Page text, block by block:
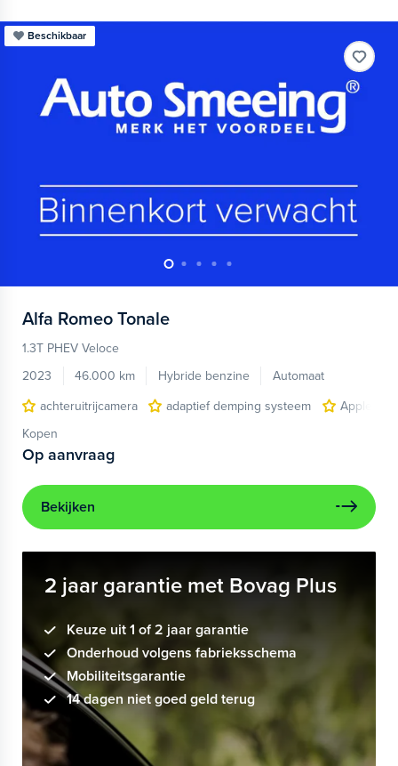
Beschikbaar
Alfa Romeo Tonale
1.3T PHEV Veloce
2023
46.000 km Hybride benzine
Automaat
achteruitrijcamera
adaptief demping systeem
Apple
Kopen
Op aanvraag
Bekijken
2 jaar garantie met Bovag Plus
Keuze uit 1 of 2 jaar garantie
Onderhoud volgens fabrieksschema
Mobiliteitsgarantie
14 dagen niet goed geld terug